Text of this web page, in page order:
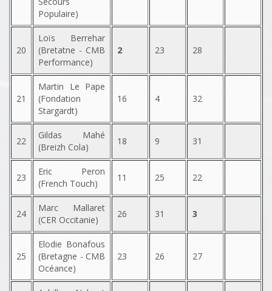
Populaire)
20
Loïs Berrehar
(Bretatne - CMB
Performance)
2 23 28
21
Martin Le Pape
(Fondation
Stargardt)
16 4 32
22
Gildas Mahé
(Breizh Cola)
18 9 31
23
Eric Peron
(French Touch)
11 25 22
24
Marc Mallaret
(CER Occitanie)
26 31 3
25
Elodie Bonafous
(Bretagne - CMB
Océance)
23 26 27